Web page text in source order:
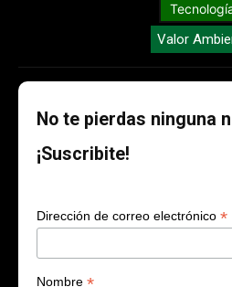
Valor
No te pierdas ninguna
¡Suscribite!
Dirección de correo electrónico *
Nombre